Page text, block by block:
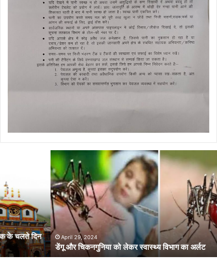
को
लेकर
स्वास्थ्य
विभाग
का
अर्लटApril 29, 2024
डेंगू और चिकनगुनिया को लेकर स्वास्थ्य विभाग का अर्लट